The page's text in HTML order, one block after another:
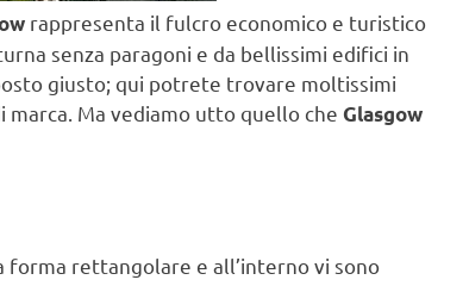
rappresenta il fulcro economico e turistico
senza paragoni e da bellissimi edifici in
giusto; qui potrete trovare moltissimi
Ma vediamo utto quello che Glasgow
forma rettangolare e all’interno vi sono